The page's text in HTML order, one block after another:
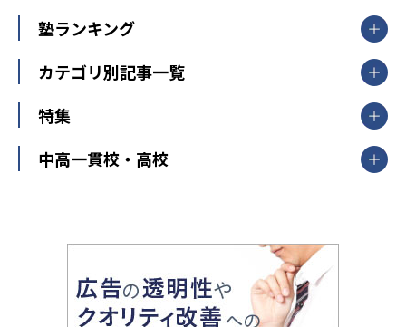
関東
東京都
神奈川県
茨城県
栃木県
群馬県
新潟県
中部
愛知県
静岡県
長野県
大阪府
兵庫県 京都府 奈良県
和歌山県
東京個別指導学院
明光義塾
個別教室のトライ
武田塾
個別指導
オンライン指導
塾ランキング
中学受験ランキング
カテゴリ別記事一覧
中学受験
大学受験
教育全般
中学受験に熱心な市区町村ランキング
小学校受験
特集
開成番長直伝！子どもの受験を成功させる方法
運動と遊びを考える
情報Ⅰ、数学が苦手な人注目！最短距離の学力
アップ法
中高一貫校・高校
大学入試改革
ママテクエグザム
進化する中高一貫校・高校